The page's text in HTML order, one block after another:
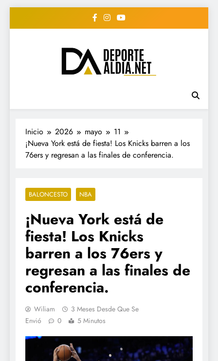
• DEPORTE AL DIA •
"Periodico Deportivo
Digital"
#deportealdiard #deportealdiaperiodico
Inicio 2026 mayo
11
¡Nueva York está de fiesta! Los Knicks barren a los
76ers y regresan a las finales de conferencia.
BALONCESTO NBA
¡Nueva York está de
fiesta! Los Knicks
barren a los 76ers y
regresan a las finales de
conferencia.
Wiliam
3 Meses Desde Que Se
Envió
0 5 Minutos